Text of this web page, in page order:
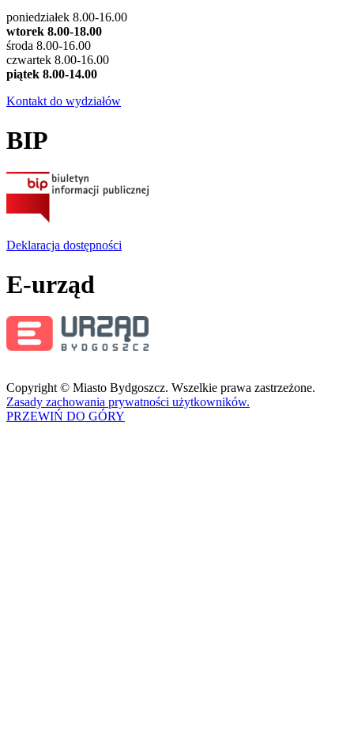
poniedziałek 8.00-16.00
wtorek 8.00-18.00
środa 8.00-16.00
czwartek 8.00-16.00
piątek 8.00-14.00
Kontakt do wydziałów
BIP
Deklaracja dostępności
E-urząd
Copyright © Miasto Bydgoszcz. Wszelkie prawa zastrzeżone.
Zasady zachowania prywatności użytkowników.
PRZEWIŃ DO GÓRY